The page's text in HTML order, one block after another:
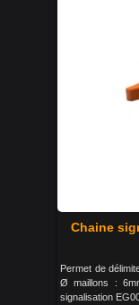
Chaine
Permet de
Ø maillons :
signalisation